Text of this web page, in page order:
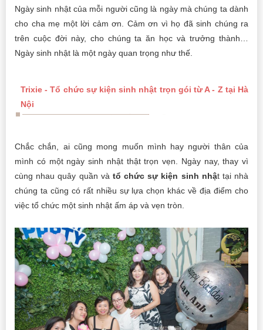
Ngày sinh nhật của mỗi người cũng là ngày mà chúng ta dành
cho cha mẹ một lời cảm ơn. Cảm ơn vì họ đã sinh chúng ra
trên cuộc đời này, cho chúng ta ăn học và trưởng thành…
Ngày sinh nhật là một ngày quan trọng như thế.
Trixie - Tổ chức sự kiện sinh nhật trọn gói từ A - Z tại Hà
Nội
Chắc chắn, ai cũng mong muốn mình hay người thân của
mình có một ngày sinh nhật thật trọn vẹn. Ngày nay, thay vì
cùng nhau quây quần và tổ chức sự kiện sinh nhật tại nhà
chúng ta cũng có rất nhiều sự lựa chọn khác về địa điểm cho
việc tổ chức một sinh nhật ấm áp và vẹn tròn.